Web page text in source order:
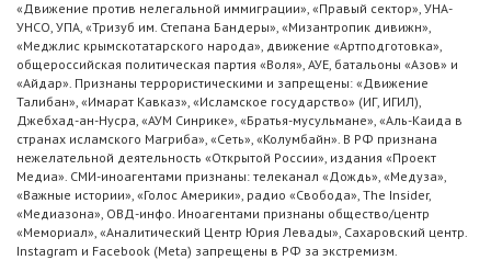
«Движение против нелегальной иммиграции», «Правый сектор», УНА-
УНСО, УПА, «Тризуб им. Степана Бандеры», «Мизантропик дивижн»,
«Меджлис крымскотатарского народа», движение «Артподготовка»,
общероссийская политическая партия «Воля», АУЕ, батальоны «Азов» и
«Айдар». Признаны террористическими и запрещены: «Движение
Талибан», «Имарат Кавказ», «Исламское государство» (ИГ, ИГИЛ),
Джебхад-ан-Нусра, «АУМ Синрике», «Братья-мусульмане», «Аль-Каида в
странах исламского Магриба», «Сеть», «Колумбайн». В РФ признана
нежелательной деятельность «Открытой России», издания «Проект
Медиа». СМИ-иноагентами признаны: телеканал «Дождь», «Медуза»,
«Важные истории», «Голос Америки», радио «Свобода», The Insider,
«Медиазона», ОВД-инфо. Иноагентами признаны общество/центр
«Мемориал», «Аналитический Центр Юрия Левады», Сахаровский центр.
Instagram и Facebook (Metа) запрещены в РФ за экстремизм.